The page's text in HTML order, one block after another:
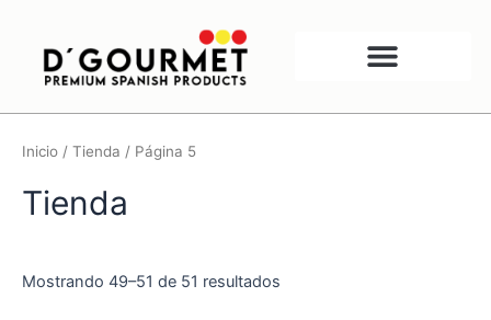
contenido
Inicio / Tienda / Página 5
Tienda
Mostrando 49–51 de 51 resultados